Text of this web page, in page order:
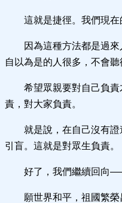
這就是捷徑。我們現
因為這種方法都是過
自以為是的人很多，不會聽
希望眾親要對自己負
責，對大家負責。
就是說，在自己沒有
引盲。這就是對眾生負責。
好了，我們繼續回向
願世界和平，祖國繁